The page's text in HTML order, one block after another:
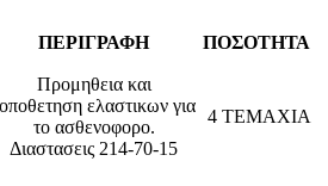
ΠΕΡΙΓΡΑΦΗ ΠΟΣΟΤΗΤΑ
Προμηθεια και
ελαστικων για
το ασθενοφορο.
Διαστασεις 214-70-15
4 ΤΕΜΑΧΙΑ